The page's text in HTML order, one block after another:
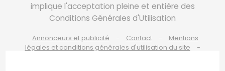
implique l'acceptation pleine et entière des
Conditions Générales d'Utilisation
Annonceurs et publicité Contact
Mentions
légales et conditions générales d'utilisation du site